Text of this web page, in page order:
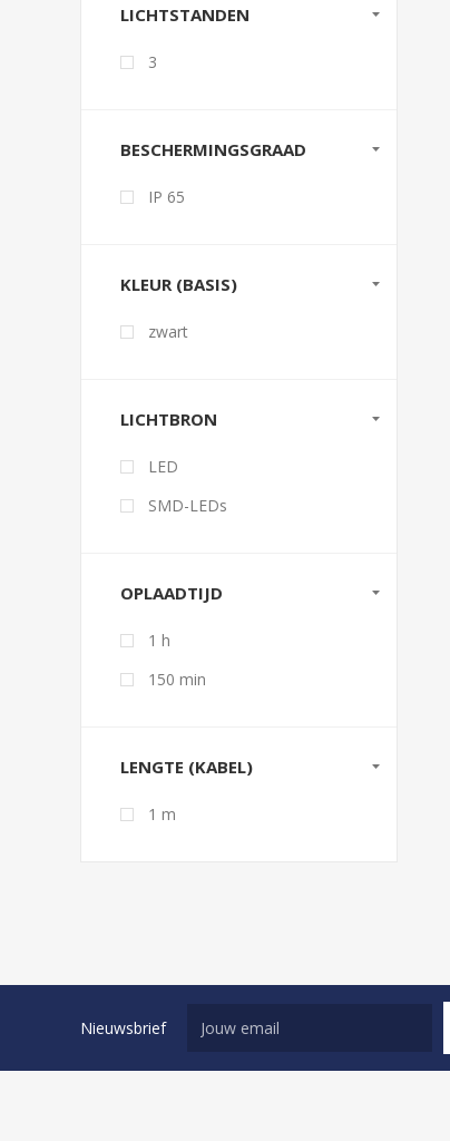
LICHTSTANDEN
3
BESCHERMINGSGRAAD
IP 65
KLEUR (BASIS)
zwart
LICHTBRON
LED
SMD-LEDs
OPLAADTIJD
1 h
150 min
LENGTE (KABEL)
1 m
Nieuwsbrief